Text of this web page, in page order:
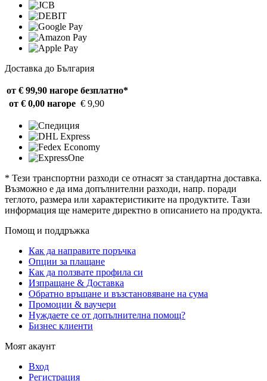
Доставка до България
от € 99,90 нагоре безплатно*
от € 0,00 нагоре € 9,90
* Тези транспортни разходи се отнасят за стандартна доставка.
Възможно е да има допълнителни разходи, напр. поради
теглото, размера или характеристиките на продуктите. Тази
информация ще намерите директно в описанието на продукта.
Помощ и поддръжка
Как да направите поръчка
Опции за плащане
Как да ползвате профила си
Изпращане & Доставка
Обратно връщане и възстановяване на сума
Промоции & ваучери
Нуждаете се от допълнителна помощ?
Бизнес клиенти
Моят акаунт
Вход
Регистрация